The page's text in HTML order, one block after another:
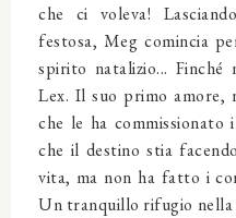
che ci voleva!
festosa, Meg comincia
spirito natalizio...
Lex. Il suo primo amore,
che le ha
che il destino stia
vita, ma non ha fatto i
Un tranquillo rifugio nella